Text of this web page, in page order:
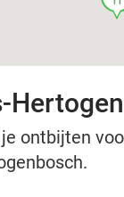
ontbijten